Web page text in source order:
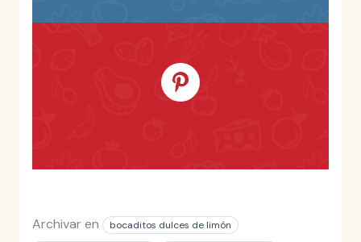
Archivar en
bocaditos dulces de limón